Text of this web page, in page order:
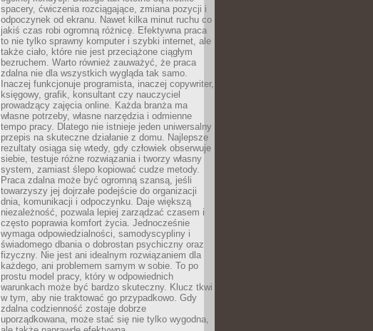
spacery, ćwiczenia rozciągające, zmiana pozycji i
odpoczynek od ekranu. Nawet kilka minut ruchu co
jakiś czas robi ogromną różnicę. Efektywna praca
to nie tylko sprawny komputer i szybki internet, ale
także ciało, które nie jest przeciążone ciągłym
bezruchem. Warto również zauważyć, że praca
zdalna nie dla wszystkich wygląda tak samo.
Inaczej funkcjonuje programista, inaczej copywriter,
księgowy, grafik, konsultant czy nauczyciel
prowadzący zajęcia online. Każda branża ma
własne potrzeby, własne narzędzia i odmienne
tempo pracy. Dlatego nie istnieje jeden uniwersalny
przepis na skuteczne działanie z domu. Najlepsze
rezultaty osiąga się wtedy, gdy człowiek obserwuje
siebie, testuje różne rozwiązania i tworzy własny
system, zamiast ślepo kopiować cudze metody.
Praca zdalna może być ogromną szansą, jeśli
towarzyszy jej dojrzałe podejście do organizacji
dnia, komunikacji i odpoczynku. Daje większą
niezależność, pozwala lepiej zarządzać czasem i
często poprawia komfort życia. Jednocześnie
wymaga odpowiedzialności, samodyscypliny i
świadomego dbania o dobrostan psychiczny oraz
fizyczny. Nie jest ani idealnym rozwiązaniem dla
każdego, ani problemem samym w sobie. To po
prostu model pracy, który w odpowiednich
warunkach może być bardzo skuteczny. Klucz tkwi
w tym, aby nie traktować go przypadkowo. Gdy
zdalna codzienność zostaje dobrze
uporządkowana, może stać się nie tylko wygodna,